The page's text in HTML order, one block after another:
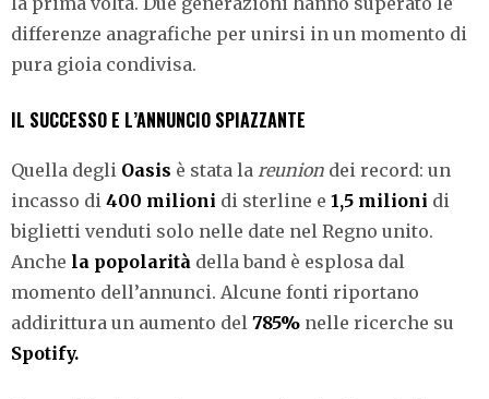
differenze anagrafiche per unirsi in un momento di
pura gioia condivisa.
IL SUCCESSO E L’ANNUNCIO SPIAZZANTE
Quella degli Oasis è stata la reunion dei record: un
incasso di 400 milioni di sterline e 1,5 milioni di
biglietti venduti solo nelle date nel Regno unito.
Anche la popolarità della band è esplosa dal
momento dell’annunci. Alcune fonti riportano
addirittura un aumento del 785% nelle ricerche su
Spotify.